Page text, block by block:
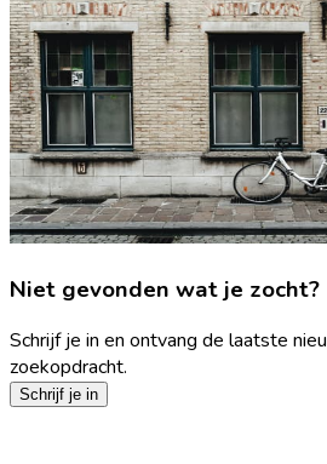
Niet gevonden wat je zocht?
Schrijf je in en ontvang de laatste
zoekopdracht.
Schrijf je in